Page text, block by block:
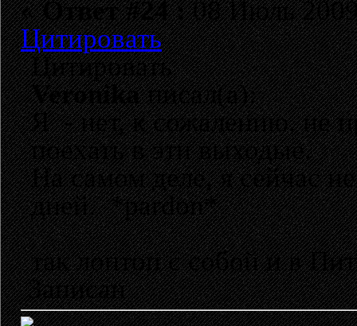
«Ответ #24 :08 Июль
Цитировать
Цитировать
Veronikaписал(а):
Я - нет, к сожалению, не
поехать в эти выходые.
На самом деле, я сейчас
дней. *pardon*
так лоптоп с собой и в
Записан